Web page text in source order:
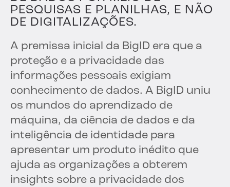
PESQUISAS E PLANILHAS, E NÃO
DE DIGITALIZAÇÕES.
A premissa inicial da BigID era que a
proteção e a privacidade das
informações pessoais exigiam
conhecimento de dados. A BigID uniu
os mundos do aprendizado de
máquina, da ciência de dados e da
inteligência de identidade para
apresentar um produto inédito que
ajuda as organizações a obterem
insights sobre a privacidade dos